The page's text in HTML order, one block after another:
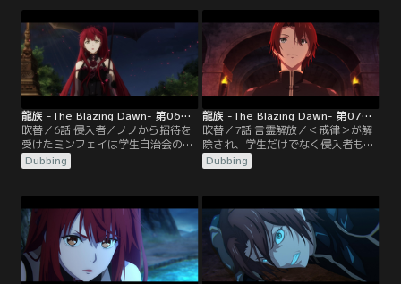
はA級以上の学生たちを集め、脱出
ルートを導くために手がかりになる
龍文を解読させようと試みる。
亜紀を助けようとするも、彼女は龍
に襲われそのまま水中へと引きずり
込まれてしまい…。復讐を誓うラー
ス教授は命を賭した戦いを挑む。
龍族 -The Blazing Dawn- 第06話／吹替
吹替／6話 侵入者／ノノから招待を
受けたミンフェイは学生自治会のパ
ーティーに出席する。豪勢な会場内
でなぜかリンとタンゴを踊ることに
ことに。その頃、学院に不審者が侵
入し、アンジェ校長は長らく学院を
覆っていた言霊＜戒律＞を解除す
る。
Dubbing
龍族 -The Blazing Dawn- 第07話／吹替
吹替／7話 言霊解放／＜戒律＞が解
除され、学生だけでなく侵入者も言
霊を使用できるように。侵入者の狙
いは、アンジェ校長が持ち帰った骨
ハンの前にそれぞれ侵入者が現れ、
言霊を駆使した激しい戦闘が繰り広
げられる。
Dubbing